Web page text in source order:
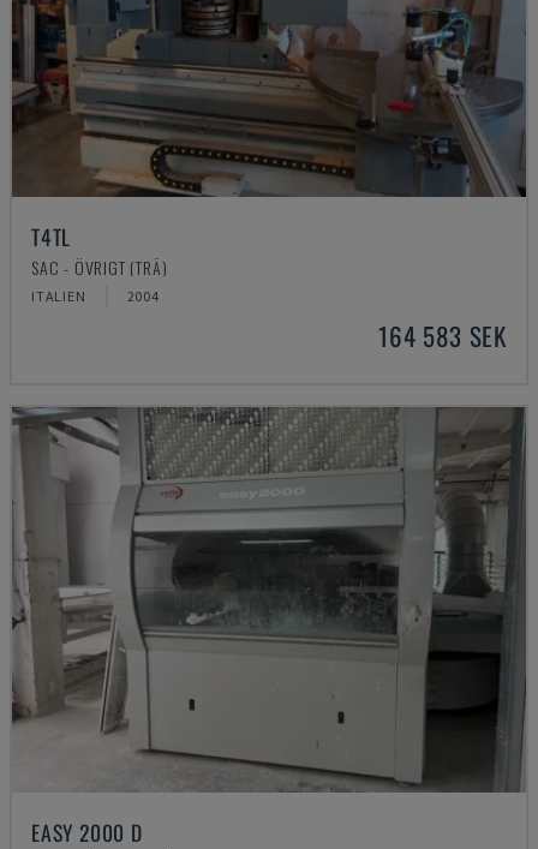
T4TL
SAC - ÖVRIGT (TRÄ)
ITALIEN 2004
164 583 SEK
EASY 2000 D